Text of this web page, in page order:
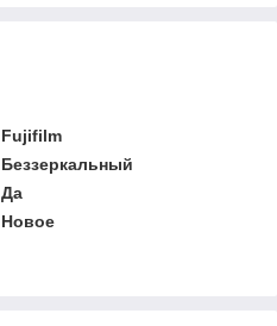
Fujifilm
Беззеркальный
Да
Новое